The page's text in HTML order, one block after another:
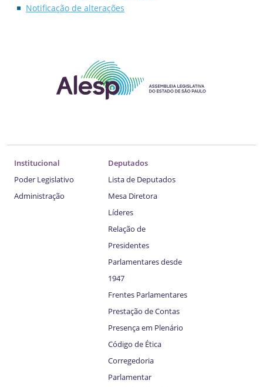
Notificação de alterações
Institucional
Poder Legislativo
Administração
Deputados
Lista de Deputados
Mesa Diretora
Líderes
Relação de
Presidentes
Parlamentares desde
1947
Frentes Parlamentares
Prestação de Contas
Presença em Plenário
Código de Ética
Corregedoria
Parlamentar